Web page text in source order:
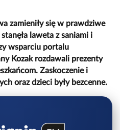
zamieniły się w prawdziwe
laweta z saniami i
wsparciu portalu
Kozak rozdawali prezenty
Zaskoczenie i
oraz dzieci były bezcenne.